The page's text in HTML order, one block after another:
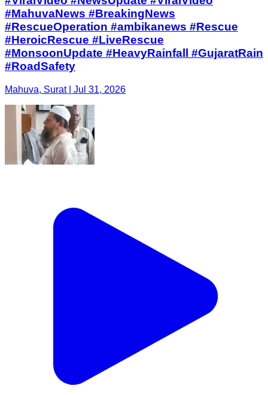
#MahuvaNews #BreakingNews
#RescueOperation #ambikanews ​#Rescue
#HeroicRescue #LiveRescue
#MonsoonUpdate #HeavyRainfall #GujaratRain
#RoadSafety
Mahuva, Surat | Jul 31, 2026